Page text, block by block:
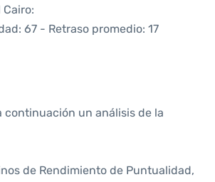
67 - Retraso promedio: 17
continuación un análisis de la
de Rendimiento de Puntualidad,